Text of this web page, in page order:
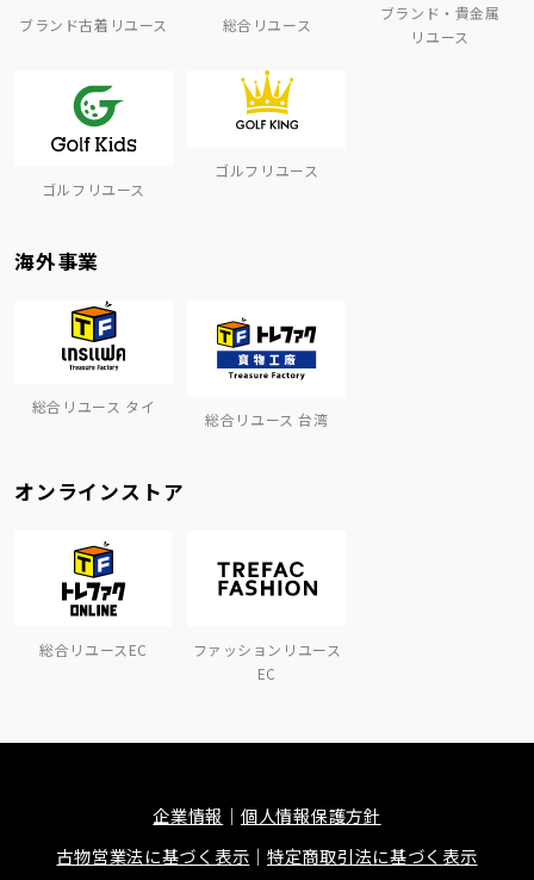
ブランド古着リユース 総合リユース
ブランド・貴金属
リユース
ゴルフリユース
ゴルフリユース
海外事業
総合リユース タイ
総合リユース 台湾
オンラインストア
総合リユースEC
ファッションリユース
EC
企業情報
個人情報保護方針
古物営業法に基づく表示
特定商取引法に基づく表示